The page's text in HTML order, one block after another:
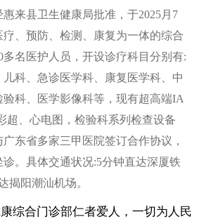
来县卫生健康局批准，于2025月7
疗、预防、检测、康复为一体的综合
名医护人员，开设诊疗科目分别有:
科、急诊医学科、康复医学科、中
验科、医学影像科等，现有超高端IA
超、心电图，检验科系列检查设备
东省多家三甲医院签订合作协议，
。具体交通状况:5分钟直达深厦铁
揭阳潮汕机场。
综合门诊部仁者爱人，一切为人民